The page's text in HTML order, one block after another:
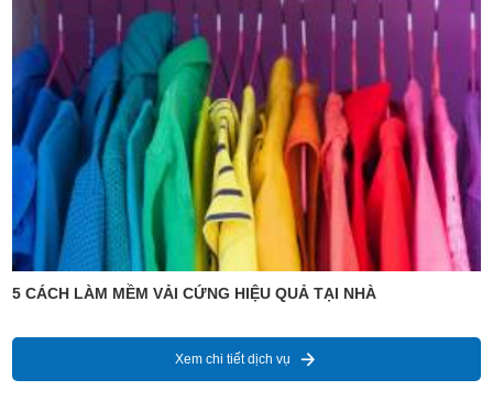
5 CÁCH LÀM MỀM VẢI CỨNG HIỆU QUẢ TẠI NHÀ
Xem chi tiết dịch vụ